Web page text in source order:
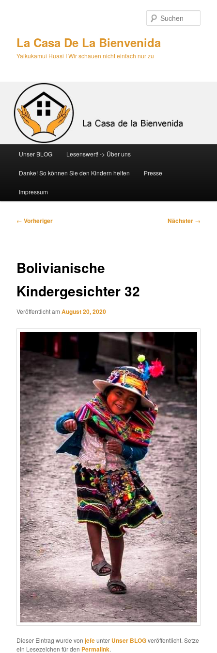
La Casa De La Bienvenida
Yaikukamui Huasi I Wir schauen nicht einfach nur zu
Unser BLOG Lesenswert! -> Über uns
Danke! So können Sie den Kindern helfen Presse
Impressum
Beitragsnavigation
← Vorheriger Nächster →
Bolivianische
Kindergesichter 32
Veröffentlicht amAugust 20, 2020
Dieser Eintrag wurde vonjefeunter Unser BLOGveröffentlicht. Setze
ein Lesezeichen für den Permalink.